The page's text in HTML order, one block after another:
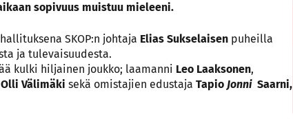
sopivuus muistuu mieleeni.
SKOP:n johtaja Elias Sukselaisen puheilla
ja tulevaisuudesta.
kulki hiljainen joukko; laamanni Leo Laaksonen,
Olli Välimäki sekä omistajien edustaja Tapio JonniSaarni,